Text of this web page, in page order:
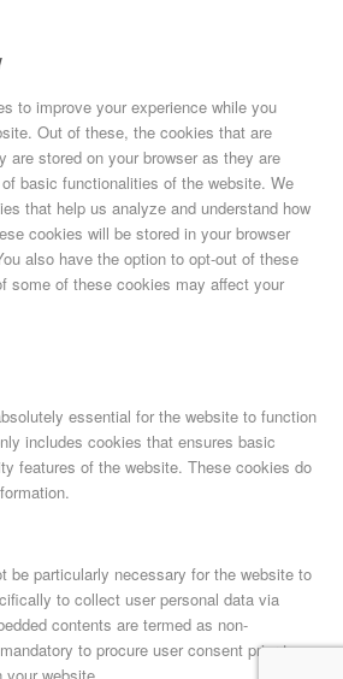
to improve your experience while you
Out of these, the cookies that are
are stored on your browser as they are
basic functionalities of the website. We
that help us analyze and understand how
cookies will be stored in your browser
also have the option to opt-out of these
some of these cookies may affect your
essential for the website to function
includes cookies that ensures basic
features of the website. These cookies do
be particularly necessary for the website to
to collect user personal data via
contents are termed as non-
to procure user consent prior to